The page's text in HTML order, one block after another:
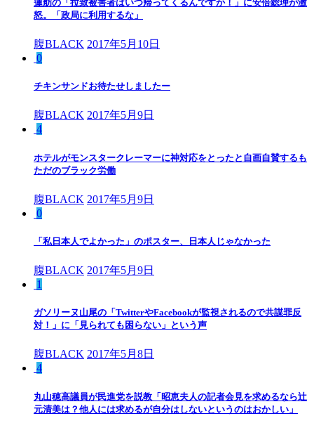
蓮舫の「拉致被害者はいつ帰ってくるんですか！」に安倍総理が激
怒。「政局に利用するな」
腹BLACK 2017年5月10日
0
チキンサンドお待たせしましたー
腹BLACK 2017年5月9日
4
ホテルがモンスタークレーマーに神対応をとったと自画自賛するも
ただのブラック労働
腹BLACK 2017年5月9日
0
「私日本人でよかった」のポスター、日本人じゃなかった
腹BLACK 2017年5月9日
1
ガソリーヌ山尾の「TwitterやFacebookが監視されるので共謀罪反
対！」に「見られても困らない」という声
腹BLACK 2017年5月8日
4
丸山穂高議員が民進党を説教「昭恵夫人の記者会見を求めるなら辻
元清美は？他人には求めるが自分はしないというのはおかしい」